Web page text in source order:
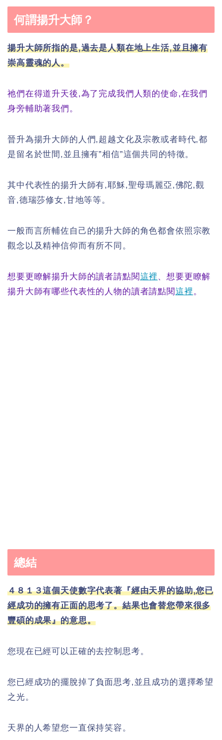
何謂揚升大師？
揚升大師所指的是,過去是人類在地上生活,並且擁有
崇高靈魂的人。
祂們在得道升天後,為了完成我們人類的使命,在我們
身旁輔助著我們。
晉升為揚升大師的人們,超越文化及宗教或者時代,都
是留名於世間,並且擁有”相信”這個共同的特徵。
其中代表性的揚升大師有,耶穌,聖母瑪麗亞,佛陀,觀
音,德瑞莎修女,甘地等等。
一般而言所輔佐自己的揚升大師的角色都會依照宗教
觀念以及精神信仰而有所不同。
想要更瞭解揚升大師的讀者請點閱這裡 、想要更瞭解
揚升大師有哪些代表性的人物的讀者請點閱這裡。
總結
４８１３這個天使數字代表著『經由天界的協助,您已
經成功的擁有正面的思考了。結果也會替您帶來很多
豐碩的成果』的意思。
您現在已經可以正確的去控制思考。
您已經成功的擺脫掉了負面思考,並且成功的選擇希望
之光。
天界的人希望您一直保持笑容。